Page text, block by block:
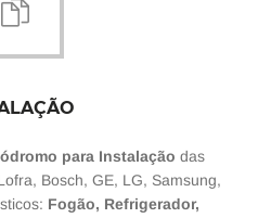
para Instalação das
Bosch, GE, LG, Samsung,
Fogão, Refrigerador,